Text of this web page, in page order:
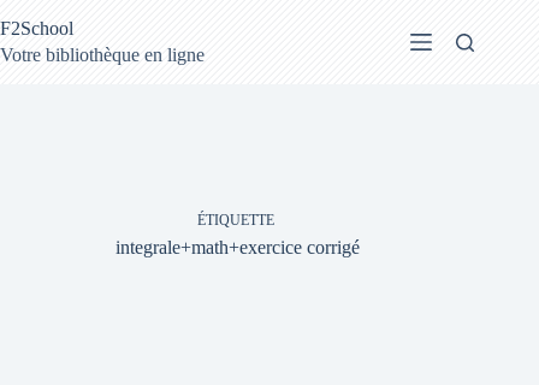
au
contenu
F2School
Votre bibliothèque en ligne
ÉTIQUETTE
integrale+math+exercice corrigé